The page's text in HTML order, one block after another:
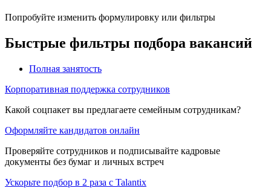
Попробуйте изменить формулировку или фильтры
Быстрые фильтры подбора вакансий
Полная занятость
Корпоративная поддержка сотрудников
Какой соцпакет вы предлагаете семейным сотрудникам?
Оформляйте кандидатов онлайн
Проверяйте сотрудников и подписывайте кадровые
документы без бумаг и личных встреч
Ускорьте подбор в 2 раза с Talantix